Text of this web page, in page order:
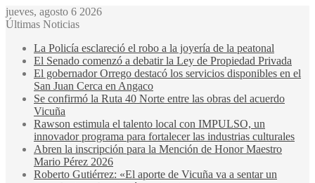
jueves, agosto 6 2026
Últimas Noticias
La Policía esclareció el robo a la joyería de la peatonal
El Senado comenzó a debatir la Ley de Propiedad Privada
El gobernador Orrego destacó los servicios disponibles en el
San Juan Cerca en Angaco
Se confirmó la Ruta 40 Norte entre las obras del acuerdo
Vicuña
Rawson estimula el talento local con IMPULSO, un
innovador programa para fortalecer las industrias culturales
Abren la inscripción para la Mención de Honor Maestro
Mario Pérez 2026
Roberto Gutiérrez: «El aporte de Vicuña va a sentar un